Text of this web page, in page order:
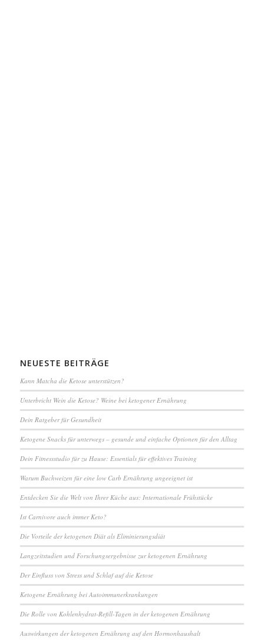
NEUESTE BEITRÄGE
Kann Matcha die Ketose unterstützen?
Unterbricht Wein die Ketose? Weine bei ketogener Ernährung
Dein Ratgeber für Gesundheit
Ketogene Snacks für unterwegs – gesunde und einfache Optionen für den Alltag
Dein Fitnessstudio für zu Hause: Essentials für effektives Training
Warum Buchweizen für eine low Carb Ernährung ungeeignet ist
Entdecken Sie die Welt von Ihrer Küche aus: Internationale Frühstücke
Ist Carnivore auch immer Keto?
Die Vorteile der ketogenen Diät als Eliminierungsdiät
Langzeitstudien und Forschungsergebnisse zur ketogenen Ernährung
Der Einfluss von Stress und Schlaf auf die Ketose
Ketogene Ernährung bei Autoimmunerkrankungen
Die Rolle von Kohlenhydrat-Refill-Tagen in der ketogenen Ernährung
Auswirkungen der ketogenen Ernährung auf den Hormonhaushalt